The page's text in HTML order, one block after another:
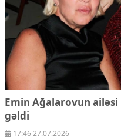
Emin Ağalarovun
gəldi
17:46 27.07.2026